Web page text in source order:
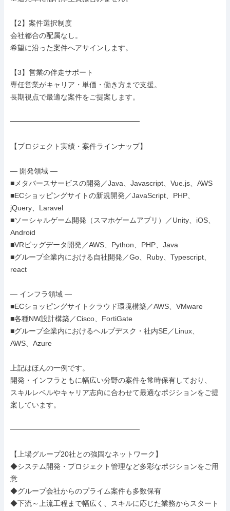
【2】案件選択制度
会社都合の配属なし。
希望に沿った案件へアサインします。
【3】営業の伴走サポート
専任営業がキャリア・単価・働き方まで支援。
長期視点で最適な案件をご提案します。
━━━━━━━━━━━━━━━━━━
【プロジェクト実績・案件ラインナップ】
― 開発領域 ―
■メタバースサービスの開発／Java、Javascript、Vue.js、AWS
■ECショッピングサイトの新規開発／JavaScript、PHP、
jQuery、Laravel
■ソーシャルゲーム開発（スマホゲームアプリ）／Unity、iOS、
Android
■VRビッグデータ開発／AWS、Python、PHP、Java
■グループ企業内における自社開発／Go、Ruby、Typescript、
react
― インフラ領域 ―
■ECショッピングサイトクラウド環境構築／AWS、VMware
■各種NW設計構築／Cisco、FortiGate
■グループ企業内におけるヘルプデスク・社内SE／Linux、
AWS、Azure
上記はほんの一例です。
開発・インフラともに幅広い分野の案件を常時保有しており、
スキルレベルやキャリア志向に合わせて最適なポジションをご提
案しています。
━━━━━━━━━━━━━━━━━━
【上場グループ20社との強固なネットワーク】
◆システム開発・プロジェクト管理など多彩なポジションをご用
意
◆グループ会社からのプライム案件も多数保有
◆下流～上流工程まで幅広く、スキルに応じた業務からスタート